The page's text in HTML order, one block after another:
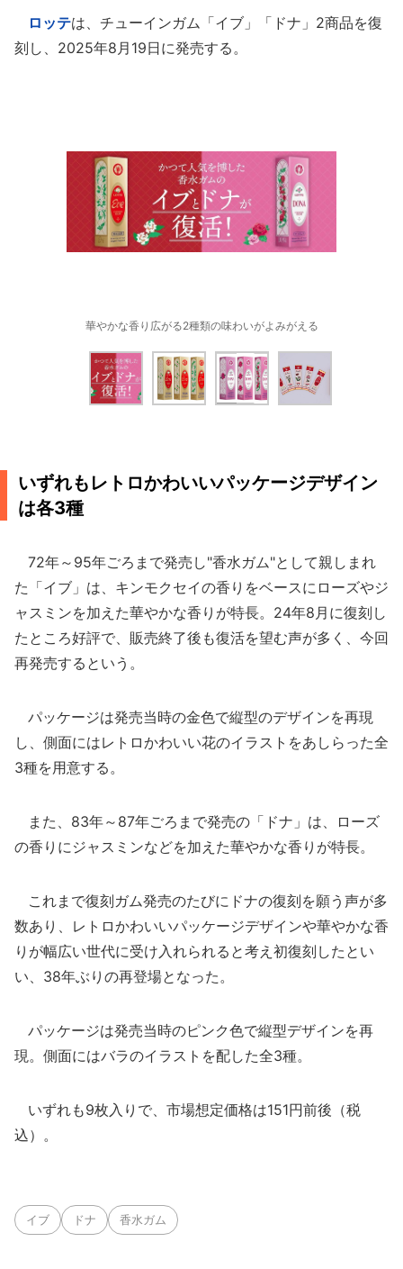
ロッテは、チューインガム「イブ」「ドナ」2商品を復
刻し、2025年8月19日に発売する。
華やかな香り広がる2種類の味わいがよみがえる
いずれもレトロかわいいパッケージデザイン
は各3種
72年～95年ごろまで発売し"香水ガム"として親しまれ
た「イブ」は、キンモクセイの香りをベースにローズやジ
ャスミンを加えた華やかな香りが特長。24年8月に復刻し
たところ好評で、販売終了後も復活を望む声が多く、今回
再発売するという。
パッケージは発売当時の金色で縦型のデザインを再現
し、側面にはレトロかわいい花のイラストをあしらった全
3種を用意する。
また、83年～87年ごろまで発売の「ドナ」は、ローズ
の香りにジャスミンなどを加えた華やかな香りが特長。
これまで復刻ガム発売のたびにドナの復刻を願う声が多
数あり、レトロかわいいパッケージデザインや華やかな香
りが幅広い世代に受け入れられると考え初復刻したとい
い、38年ぶりの再登場となった。
パッケージは発売当時のピンク色で縦型デザインを再
現。側面にはバラのイラストを配した全3種。
いずれも9枚入りで、市場想定価格は151円前後（税
込）。
イブ ドナ 香水ガム